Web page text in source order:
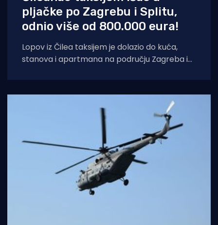
pljačke po Zagrebu i Splitu,
odnio više od 800.000 eura!
Lopov iz Čilea taksijem je dolazio do kuća,
stanova i apartmana na području Zagreba i